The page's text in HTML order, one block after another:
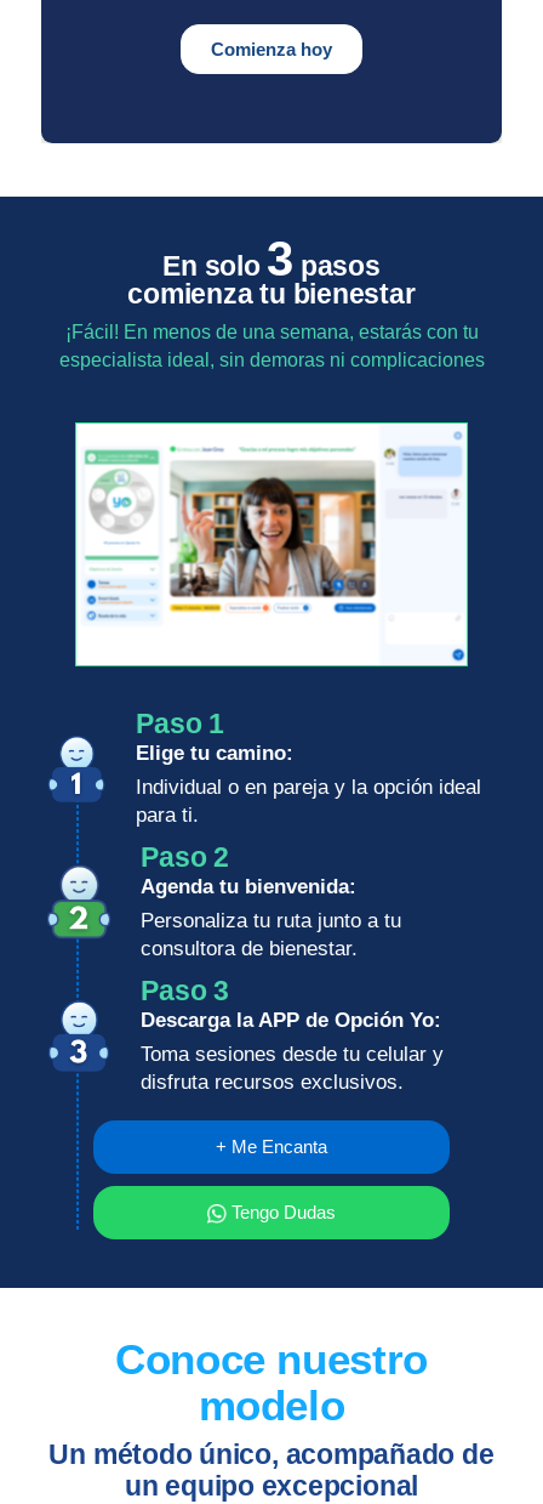
En solo 3 pasos
comienza tu bienestar
¡Fácil! En menos de una semana, estarás con tu
especialista ideal, sin demoras ni complicaciones
Paso 1
Elige tu camino:
Individual o en pareja y la opción ideal
para ti.
Paso 2
Agenda tu bienvenida:
Personaliza tu ruta junto a tu
consultora de bienestar.
Paso 3
Descarga la APP de Opción Yo:
Toma sesiones desde tu celular y
disfruta recursos exclusivos.
+ Me Encanta
Tengo Dudas
Conoce nuestro
modelo
Un método único, acompañado de
un equipo excepcional